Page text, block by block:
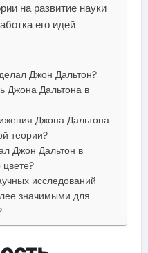
на развитие науки
его идей
Джон Дальтон?
Джона Дальтона в
Джона Дальтона
теории?
Джон Дальтон в
цвете?
исследований
значимыми для